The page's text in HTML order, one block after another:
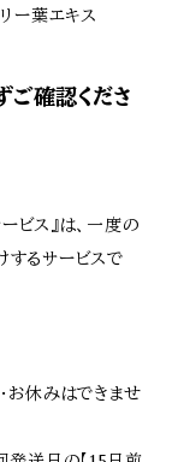
ー葉エキス
確認くださ
ス』は、一度の
るサービスで
お休みはできませ